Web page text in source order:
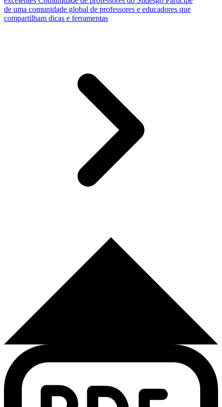
de uma comunidade global de professores e educadores que
compartilham dicas e ferramentas